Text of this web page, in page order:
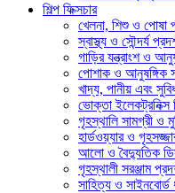
শিল্প ফিক্সচার
খেলনা, শিশু ও পোষা
স্বাস্থ্য ও সৌন্দর্য
গাড়ির যন্ত্রাংশ ও
পোশাক ও আনুষঙ্গিক
খাদ্য, পানীয় এবং
ভোক্তা ইলেকট্রনিক্স
গৃহস্থালি সামগ্রী ও
হার্ডওয়্যার ও
আলো ও বৈদ্যুতিক
গৃহস্থালী সরঞ্জাম
সাহিত্য ও সাইনবোর্ড